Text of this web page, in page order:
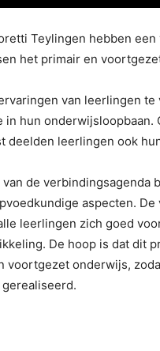
Teylingen hebben
het primair en
van leerlingen
hun onderwijsloopbaan.
deelden leerlingen ook
de verbindingsagenda
aspecten.
leerlingen zich goed
De hoop is dat dit
voortgezet onderwijs,